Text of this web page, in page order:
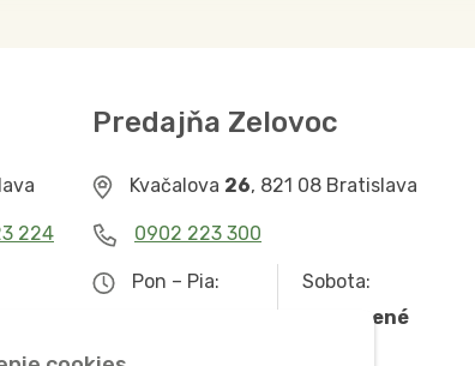
224
Predajňa Zelovoc
Kvačalova 26, 821 08 Bratislava
0902 223 300
Pon – Pia:
Sobota:
Zatvorené